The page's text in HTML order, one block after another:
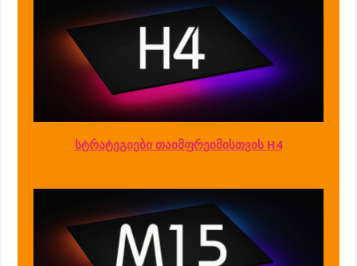
სტრატეგიები თაიმფრეიმისთვის H4